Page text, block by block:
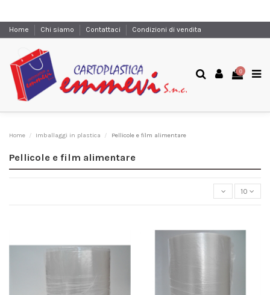
Home Chi siamo Contattaci Condizioni di vendita
0
Home Imballaggi in plastica Pellicole e film alimentare
Pellicole e film alimentare
10